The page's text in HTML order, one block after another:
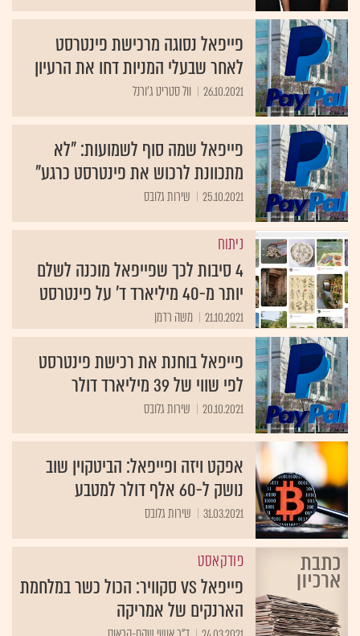
פייפאל נסוגה מרכישת פינטרסט
לאחר שבעלי המניות דחו את הרעיון
26.10.2021 וול סטריט ג'ורנל
פייפאל שמה סוף לשמועות: "לא
מתכוונת לרכוש את פינטרסט כרגע"
25.10.2021 שירות גלובס
ניתוח
4 סיבות לכך שפייפאל מוכנה לשלם
יותר מ-40 מיליארד ד' על פינטרסט
21.10.2021 משה רדמן
פייפאל בוחנת את רכישת פינטרסט
לפי שווי של 39 מיליארד דולר
20.10.2021 שירות גלובס
אפקט ויזה ופייפאל: הביטקוין שוב
נושק ל-60 אלף דולר למטבע
31.03.2021 שירות גלובס
פודקאסט
פייפאל VS סקוויר: הכול כשר במלחמת
הארנקים של אמריקה